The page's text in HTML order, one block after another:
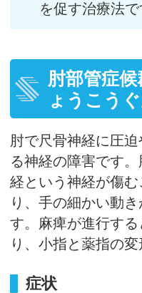
を促す治療法で
肘部管症
ょうこうぐ
肘で尺骨神経に圧
る神経の障害です
経という神経が傷
り、手の細かい動
す。麻痺が進行す
り、小指と薬指の変
症状